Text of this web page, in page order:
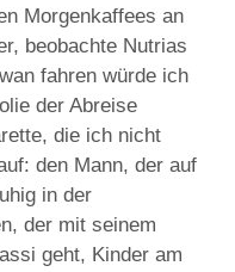
Morgenkaffees an
beobachte Nutrias
fahren würde ich
der Abreise
die ich nicht
den Mann, der auf
in der
der mit seinem
geht, Kinder am